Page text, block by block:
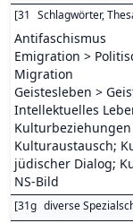
[31 Schlagwörter,
Antifaschismus
Emigration >
Migration
Geistesleben >
Intellektuelles
Kulturaustausch;
jüdischer Dialog;
NS-Bild
[31g diverse